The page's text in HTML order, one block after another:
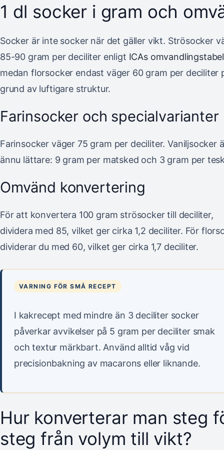
1 dl socker i gram och
Socker är inte socker när det gäller vikt. Strösocker
85-90 gram per deciliter enligt ICAs
medan florsocker endast väger 60 gram per deciliter
grund av luftigare struktur.
Farinsocker och specialvarianter
Farinsocker väger 75 gram per deciliter. Vaniljsocker
ännu lättare: 9 gram per matsked och 3 gram per
Omvänd konvertering
För att konvertera 100 gram strösocker till deciliter,
dividera med 85, vilket ger cirka 1,2 deciliter. För
dividerar du med 60, vilket ger cirka 1,7 deciliter.
VARNING FÖR SMÅ RECEPT
I kakrecept med mindre än 3 deciliter socker
påverkar avvikelser på 5 gram per deciliter smak
och textur märkbart. Använd alltid våg vid
precisionbakning av macarons eller liknande.
Hur konverterar man steg
steg från volym till vikt?